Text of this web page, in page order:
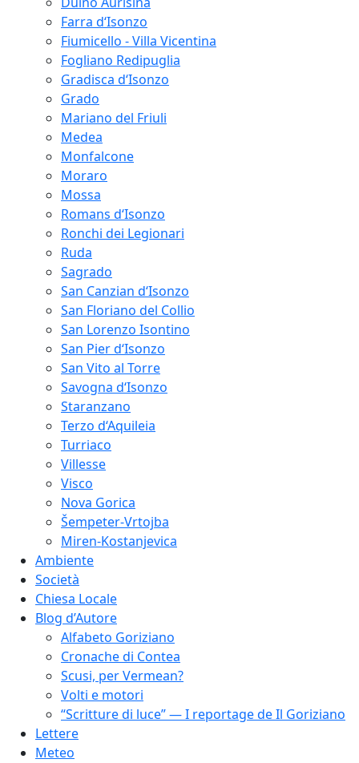
Farra d‘Isonzo
Fiumicello - Villa Vicentina
Fogliano Redipuglia
Gradisca d‘Isonzo
Grado
Mariano del Friuli
Medea
Monfalcone
Moraro
Mossa
Romans d‘Isonzo
Ronchi dei Legionari
Ruda
Sagrado
San Canzian d‘Isonzo
San Floriano del Collio
San Lorenzo Isontino
San Pier d‘Isonzo
San Vito al Torre
Savogna d‘Isonzo
Staranzano
Terzo d‘Aquileia
Turriaco
Villesse
Visco
Nova Gorica
Šempeter-Vrtojba
Miren-Kostanjevica
Ambiente
Società
Chiesa Locale
Blog d’Autore
Alfabeto Goriziano
Cronache di Contea
Scusi, per Vermean?
Volti e motori
“Scritture di luce” — I reportage de Il Goriziano
Lettere
Meteo